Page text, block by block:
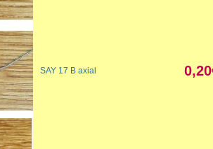
SAY 17 B axial